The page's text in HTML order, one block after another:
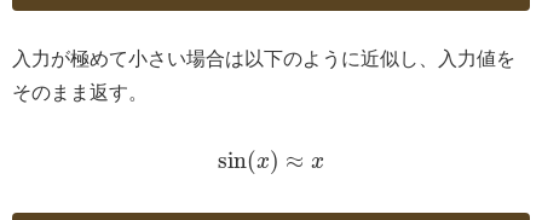
入力が極めて小さい場合は以下のように近似し、入力値を
そのまま返す。
sin(x) ≈ x